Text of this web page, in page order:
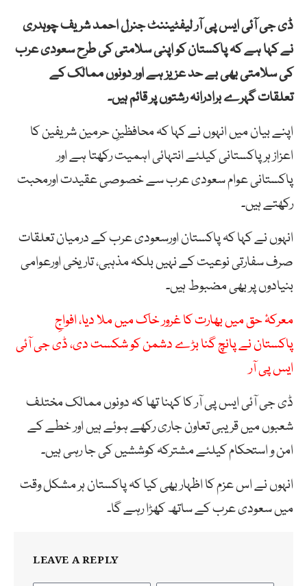
ڈی جی آئی ایس پی آرلیفٹیننٹ جنرل احمد شریف چوہدری
نے کہا ہے کہ پاکستان کو اپنی سلامتی کی طرحسعودی عرب
کی سلامتی بھی بے حد عزیز ہے اور دونوں ممالک کے
تعلقات گہرے برادرانہ رشتوں پر قائم ہیں۔
اپنے بیان میں انہوں نے کہا کہ محافظینِ حرمین شریفین کا
اعزاز ہرپاکستانی کیلئے انتہائی اہمیت رکھتا ہے اور
پاکستانی عوام سعودی عرب سے خصوصی عقیدت اورمحبت
رکھتے ہیں۔
انہوں نے کہا کہ پاکستان اورسعودی عرب کے درمیان تعلقات
صرف سفارتی نوعیت کے نہیں بلکہ مذہبی، تاریخی اورعوامی
بنیادوں پر بھی مضبوط ہیں۔
معرکۂ حق میں بھارت کا غرور خاک میں ملا دیا، افواجِ
پاکستان نے پانچ گنا بڑے دشمن کو شکست دی، ڈی جی آئی
ایس پی آر
ڈی جی آئی ایس پی آر کا کہنا تھا کہ دونوں ممالک مختلف
شعبوں میں قریبی تعاون جاری رکھے ہوئے ہیں اور خطے کے
امن و استحکام کیلئے مشترکہ کوششیں کی جا رہی ہیں۔
انہوں نے اس عزم کا اظہار بھی کیا کہ پاکستان ہر مشکل وقت
میں سعودی عرب کے ساتھ کھڑا رہے گا۔
LEAVE A REPLY